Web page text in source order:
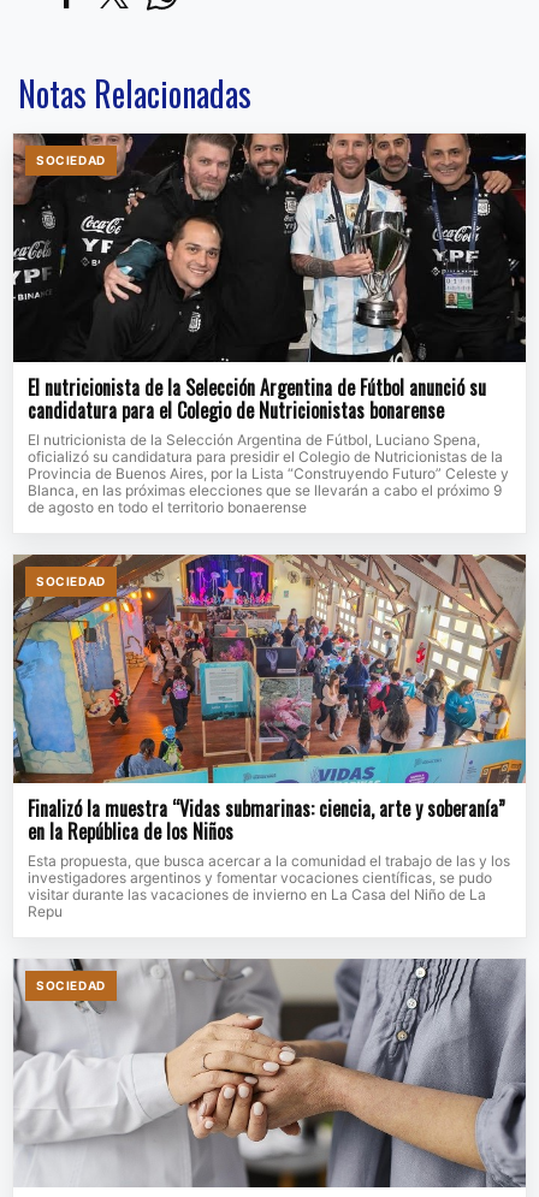
Notas Relacionadas
SOCIEDAD
El nutricionista de la Selección Argentina de Fútbol anunció su
candidatura para el Colegio de Nutricionistas bonarense
El nutricionista de la Selección Argentina de Fútbol, Luciano Spena,
oficializó su candidatura para presidir el Colegio de Nutricionistas de la
Provincia de Buenos Aires, por la Lista “Construyendo Futuro” Celeste y
Blanca, en las próximas elecciones que se llevarán a cabo el próximo 9
de agosto en todo el territorio bonaerense
SOCIEDAD
Finalizó la muestra “Vidas submarinas: ciencia, arte y soberanía”
en la República de los Niños
Esta propuesta, que busca acercar a la comunidad el trabajo de las y los
investigadores argentinos y fomentar vocaciones científicas, se pudo
visitar durante las vacaciones de invierno en La Casa del Niño de La
Repu
SOCIEDAD